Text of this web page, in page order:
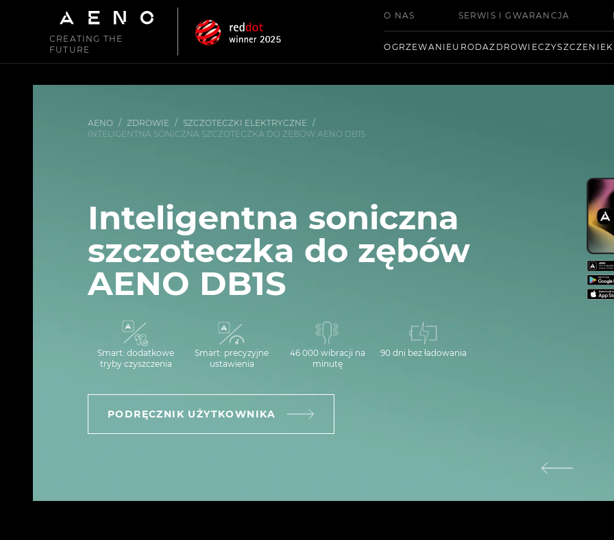
CREATING THE
FUTURE
O NAS SERWIS I GWARANCJA
OGRZEWANIEURODAZDROWIECZYSZCZENIE
AENO / ZDROWIE / SZCZOTECZKI ELEKTRYCZNE /
INTELIGENTNA SONICZNA SZCZOTECZKA DO ZĘBÓW AENO DB1S
Inteligentna soniczna
szczoteczka do zębów
AENO DB1S
Smart: dodatkowe
tryby czyszczenia
Smart: precyzyjne
ustawienia
46 000 wibracji na
minutę
90 dni bez ładowania
PODRĘCZNIK UŻYTKOWNIKA